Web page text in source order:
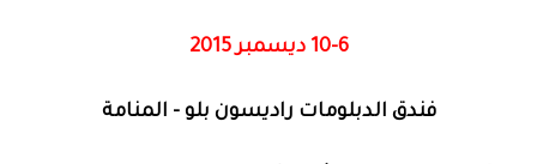
10-6 ديسمبر 2015
فندق الدبلومات راديسون بلو - المنامة